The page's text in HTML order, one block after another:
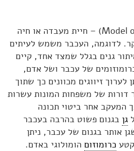
(Model organism) – חיית מעבדה או חיה
לדוגמה, העכבר משמש לעיתים
גנים בגלל שמצד אחד, קיים
של עכבר ושל אדם,
זיווגים מכוונים כך שתוך
דורות של משפחות המונות עשרות
המעקב אחר ביטוי תכונה
גן בגנום פשוט בהרבה בעכבר
אותר בגנום של עכבר, ניתן
כרומוזום הומולוגי באדם.